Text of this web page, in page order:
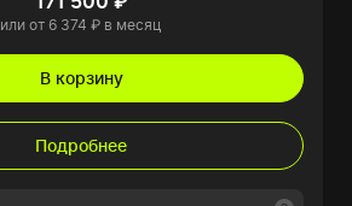
или от 6 374 ₽ в месяц
В корзину
Подробнее